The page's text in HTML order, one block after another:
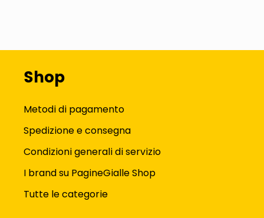
Shop
Metodi di pagamento
Spedizione e consegna
Condizioni generali di servizio
I brand su PagineGialle Shop
Tutte le categorie